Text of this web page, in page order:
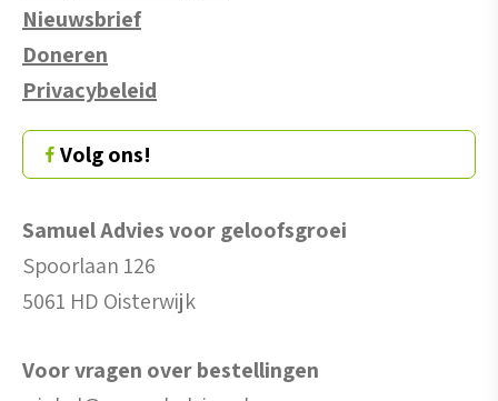
Nieuwsbrief
Doneren
Privacybeleid
Volg ons!
Samuel Advies voor geloofsgroei
Spoorlaan 126
5061 HD Oisterwijk
Voor vragen over bestellingen